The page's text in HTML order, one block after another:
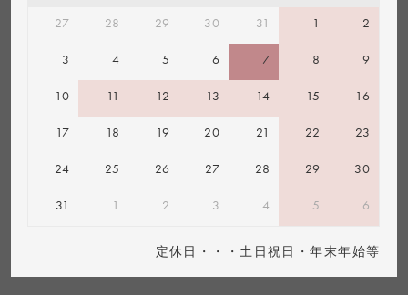
27 28 29 30 31 1 2
3 4 5 6 7 8 9
10 11 12 13 14 15 16
17 18 19 20 21 22 23
24 25 26 27 28 29 30
31 1 2 3 4 5 6
定休日・・・土日祝日・年末年始等